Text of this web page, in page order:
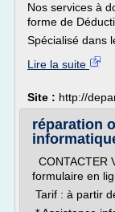
Nos services à
forme de
Spécialisé dans
Lire la suite
Site : http://
réparation
formulaire en
Tarif : à partir